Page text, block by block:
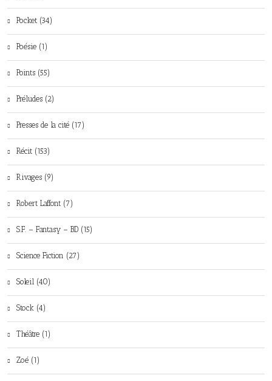
Pocket (34)
Poésie (1)
Points (55)
Préludes (2)
Presses de la cité (17)
Récit (153)
Rivages (9)
Robert Laffont (7)
S.F. – Fantasy – BD (15)
Science Fiction (27)
Soleil (40)
Stock (4)
Théâtre (1)
Zoé (1)